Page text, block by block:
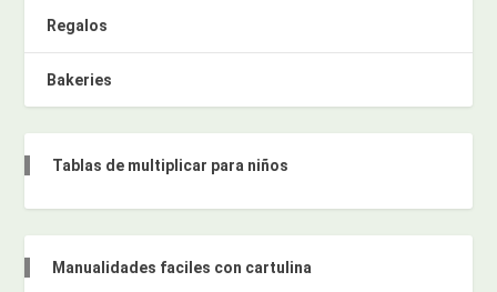
Regalos
Bakeries
Tablas de multiplicar para niños
Manualidades faciles con cartulina